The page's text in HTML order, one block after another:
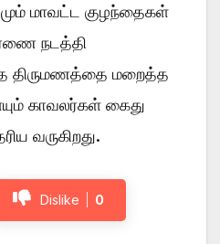
மாவட்ட குழந்தைகள்
நடத்தி
திருமணத்தை மறைத்த
காவலர்கள் கைது
வருகிறது.
Dislike 0